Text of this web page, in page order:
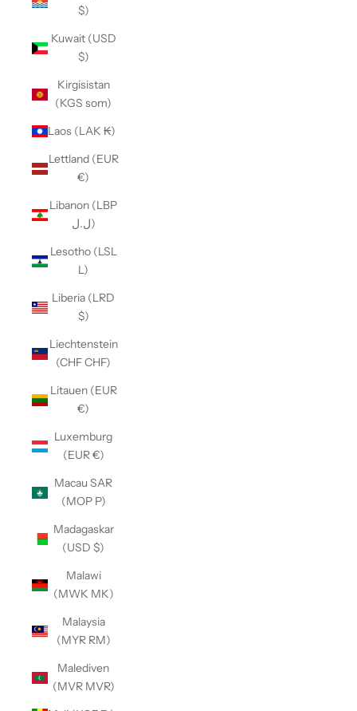
$)
Kuwait (USD
$)
Kirgisistan
(KGS som)
Laos (LAK ₭)
Lettland (EUR
€)
Libanon (LBP
ل.ل)
Lesotho (LSL
L)
Liberia (LRD
$)
Liechtenstein
(CHF CHF)
Litauen (EUR
€)
Luxemburg
(EUR €)
Macau SAR
(MOP P)
Madagaskar
(USD $)
Malawi
(MWK MK)
Malaysia
(MYR RM)
Malediven
(MVR MVR)